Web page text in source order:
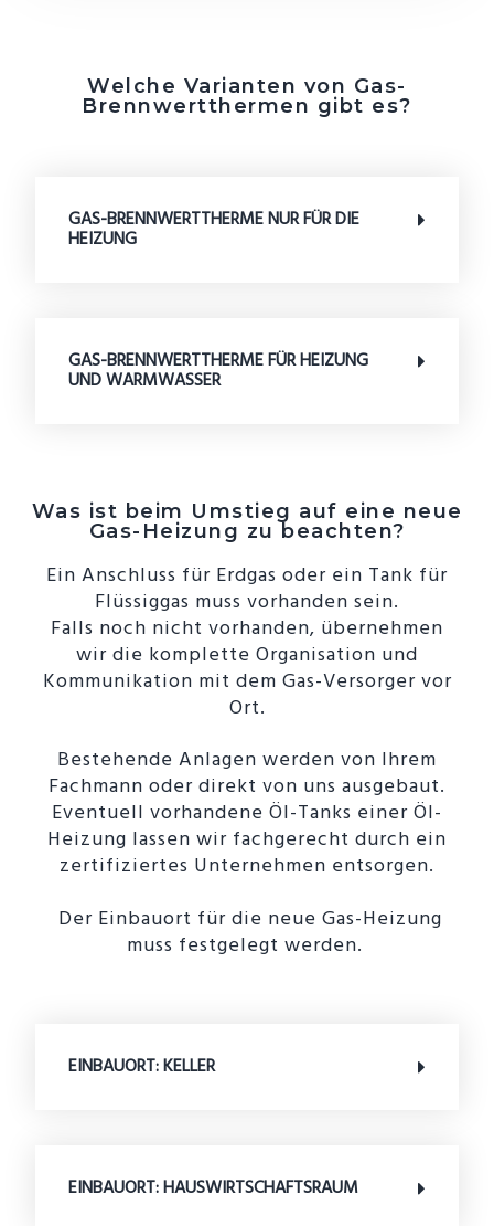
Welche Varianten von Gas-
Brennwertthermen gibt es?
GAS-BRENNWERTTHERME NUR FÜR DIE
HEIZUNG
GAS-BRENNWERTTHERME FÜR HEIZUNG
UND WARMWASSER
Was ist beim Umstieg auf eine neue
Gas-Heizung zu beachten?
Ein Anschluss für Erdgas oder ein Tank für
Flüssiggas muss vorhanden sein.
Falls noch nicht vorhanden, übernehmen
wir die komplette Organisation und
Kommunikation mit dem Gas-Versorger vor
Ort.
Bestehende Anlagen werden von Ihrem
Fachmann oder direkt von uns ausgebaut.
Eventuell vorhandene Öl-Tanks einer Öl-
Heizung lassen wir fachgerecht durch ein
zertifiziertes Unternehmen entsorgen.
Der Einbauort für die neue Gas-Heizung
muss festgelegt werden.
EINBAUORT: KELLER
EINBAUORT: HAUSWIRTSCHAFTSRAUM